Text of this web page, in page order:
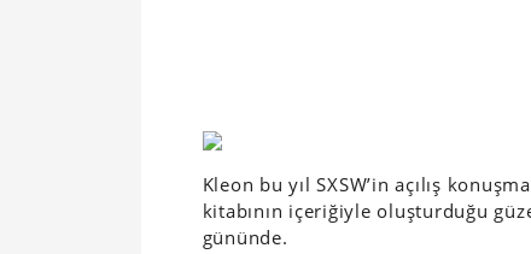
Kleon bu yıl SXSW’in açılış
kitabının içeriğiyle oluşturduğu
gününde.